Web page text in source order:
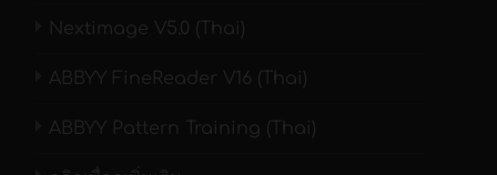
Nextimage V5.0 (Thai)
ABBYY FineReader V16 (Thai)
ABBYY Pattern Training (Thai)